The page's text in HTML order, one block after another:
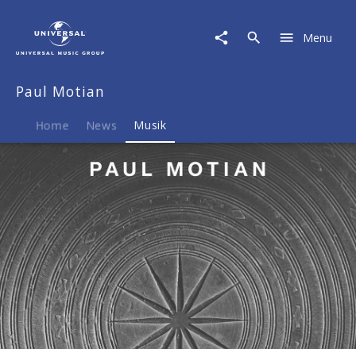
Musik
Paul
Menu
Paul Motian
Home News Musik